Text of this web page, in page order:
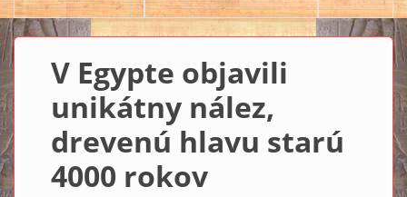
V Egypte objavili
unikátny nález,
drevenú hlavu starú
4000 rokov